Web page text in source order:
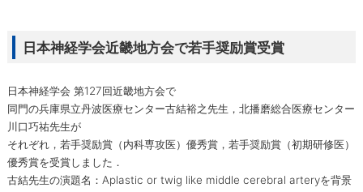
日本神経学会近畿地方会で若手奨励賞受賞
日本神経学会 第127回近畿地方会で
同門の兵庫県立丹波医療センター古結裕之先生，北播磨総合医療センター
川口巧祐先生が
それぞれ，若手奨励賞（内科専攻医）優秀賞，若手奨励賞（初期研修医）
優秀賞を受賞しました．
古結先生の演題名：Aplastic or twig like middle cerebral arteryを背景